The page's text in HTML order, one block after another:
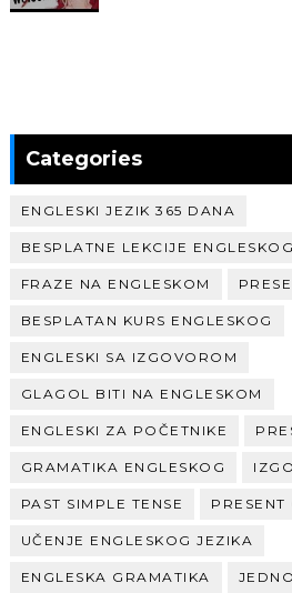
Categories
ENGLESKI JEZIK 365 DANA
BESPLATNE LEKCIJE ENGLESKOG
FRAZE NA ENGLESKOM
BESPLATAN KURS ENGLESKOG
ENGLESKI SA IZGOVOROM
GLAGOL BITI NA ENGLESKOM
ENGLESKI ZA POČETNIKE
GRAMATIKA ENGLESKOG
PAST SIMPLE TENSE PRESENT
UČENJE ENGLESKOG JEZIKA
ENGLESKA GRAMATIKA